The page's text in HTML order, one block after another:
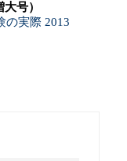
号）
の実際 2013